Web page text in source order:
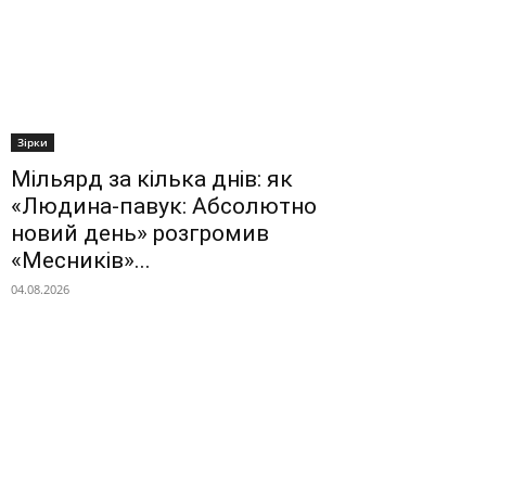
Зірки
Мільярд за кілька днів: як
«Людина-павук: Абсолютно
новий день» розгромив
«Месників»...
04.08.2026